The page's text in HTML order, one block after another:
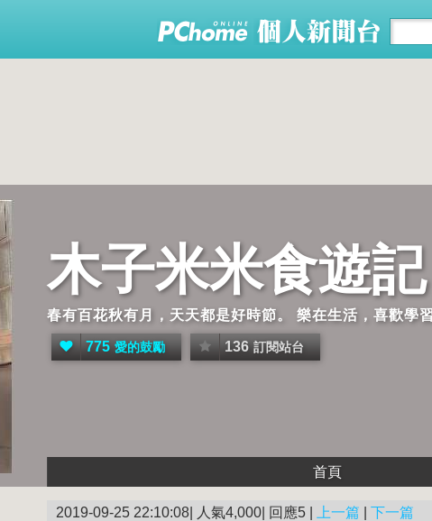
木子米米食遊記
春有百花秋有月，天天都是好時節。 樂在生活，喜歡學
775 愛的鼓勵 136 訂閱站台
首頁
2019-09-25 22:10:08| 人氣4,000| 回應5 | 上一篇 下一篇